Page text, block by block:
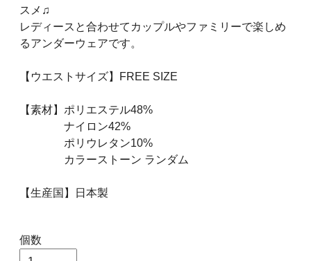
スメ♫
レディースと合わせてカップルやファミリーで楽しめ
るアンダーウェアです。
【ウエストサイズ】FREE SIZE
【素材】ポリエステル48%
ナイロン42%
ポリウレタン10%
カラーストーン ランダム
【生産国】日本製
個数